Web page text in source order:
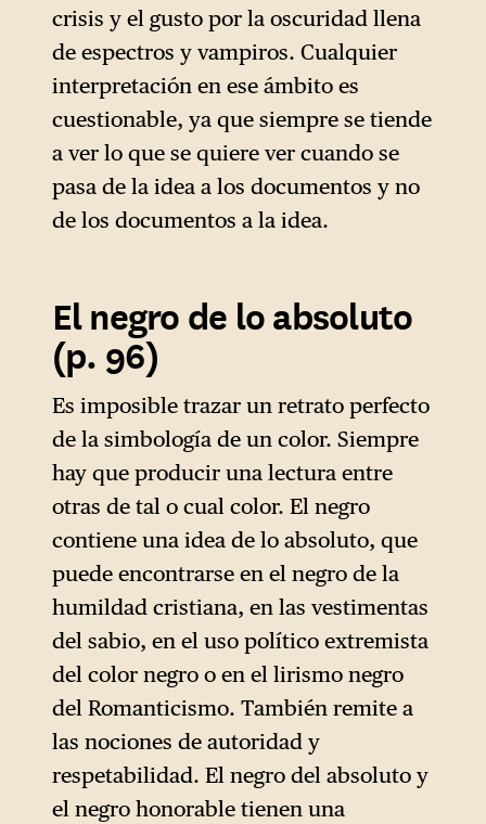
crisis y el gusto por la oscuridad llena
de espectros y vampiros. Cualquier
interpretación en ese ámbito es
cuestionable, ya que siempre se tiende
a ver lo que se quiere ver cuando se
pasa de la idea a los documentos y no
de los documentos a la idea.
El negro de lo absoluto
(p. 96)
Es imposible trazar un retrato perfecto
de la simbología de un color. Siempre
hay que producir una lectura entre
otras de tal o cual color. El negro
contiene una idea de lo absoluto, que
puede encontrarse en el negro de la
humildad cristiana, en las vestimentas
del sabio, en el uso político extremista
del color negro o en el lirismo negro
del Romanticismo. También remite a
las nociones de autoridad y
respetabilidad. El negro del absoluto y
el negro honorable tienen una